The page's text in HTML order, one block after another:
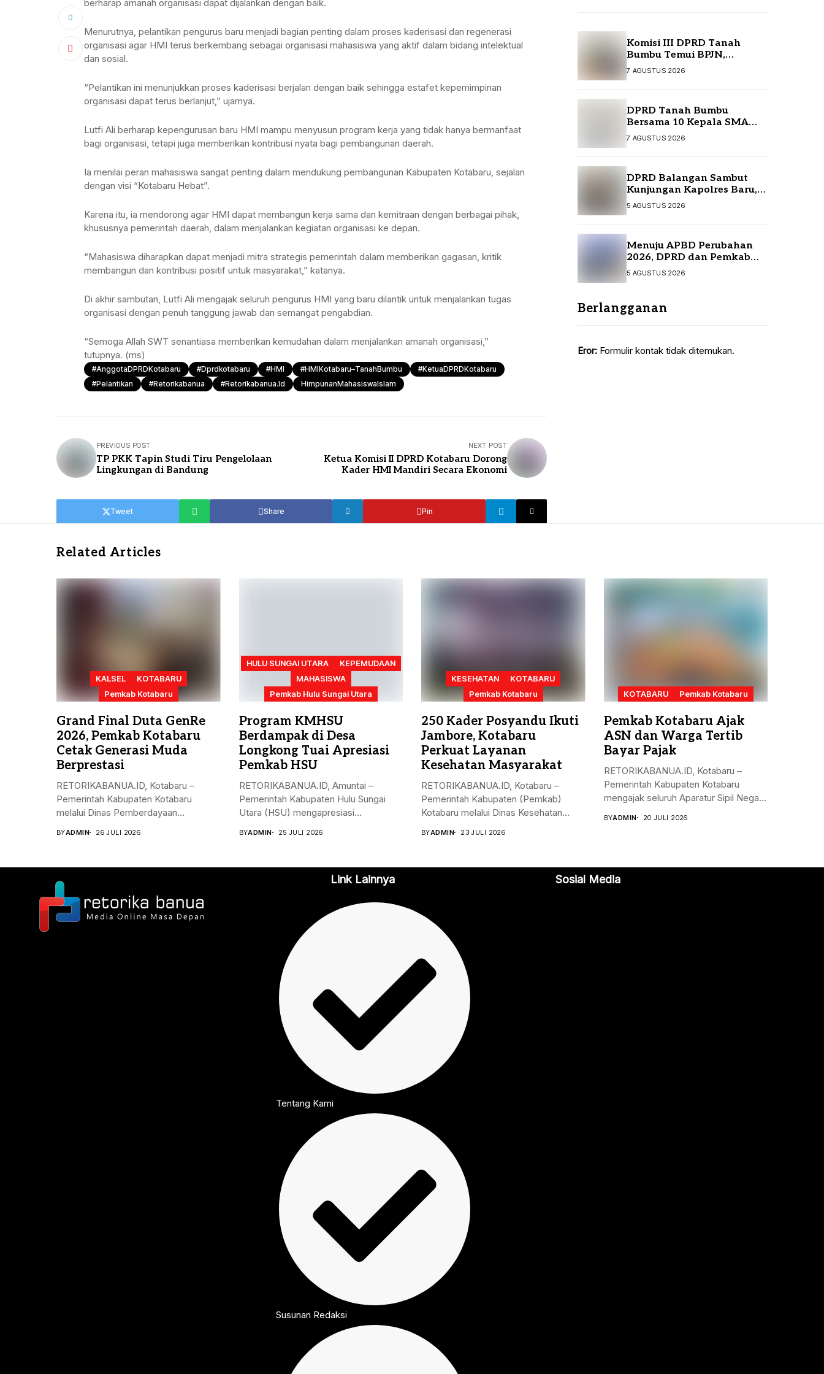
BALANGAN
TANAH LAUT
TANAH LAUT
berharap amanah organisasi dapat dijalankan dengan baik.
Menurutnya, pelantikan pengurus baru menjadi bagian penting dalam proses kaderisasi dan regenerasi
organisasi agar HMI terus berkembang sebagai organisasi mahasiswa yang aktif dalam bidang intelektual
dan sosial.
“Pelantikan ini menunjukkan proses kaderisasi berjalan dengan baik sehingga estafet kepemimpinan
organisasi dapat terus berlanjut,” ujarnya.
Lutfi Ali berharap kepengurusan baru HMI mampu menyusun program kerja yang tidak hanya bermanfaat
bagi organisasi, tetapi juga memberikan kontribusi nyata bagi pembangunan daerah.
Ia menilai peran mahasiswa sangat penting dalam mendukung pembangunan Kabupaten Kotabaru, sejalan
dengan visi “Kotabaru Hebat”.
Karena itu, ia mendorong agar HMI dapat membangun kerja sama dan kemitraan dengan berbagai pihak,
khususnya pemerintah daerah, dalam menjalankan kegiatan organisasi ke depan.
“Mahasiswa diharapkan dapat menjadi mitra strategis pemerintah dalam memberikan gagasan, kritik
membangun dan kontribusi positif untuk masyarakat,” katanya.
Di akhir sambutan, Lutfi Ali mengajak seluruh pengurus HMI yang baru dilantik untuk menjalankan tugas
organisasi dengan penuh tanggung jawab dan semangat pengabdian.
“Semoga Allah SWT senantiasa memberikan kemudahan dalam menjalankan amanah organisasi,”
tutupnya. (ms)
#AnggotaDPRDKotabaru #dprdkotabaru #HMI #HMIKotabaru–TanahBumbu
#KetuaDPRDKotabaru
#Pelantikan
#retorikabanua #retorikabanua.id HimpunanMahasiswaIslam
PREVIOUS POST
TP PKK Tapin Studi Tiru Pengelolaan
Lingkungan di Bandung
NEXT POST
Ketua Komisi II DPRD Kotabaru Dorong
Kader HMI Mandiri Secara Ekonomi
Share
Tweet Pin
Komisi III DPRD Tanah
Bumbu Temui BPJN,
Perjuangkan Sejumlah
7 AGUSTUS 2026
DPRD Tanah Bumbu
Bersama 10 Kepala SMA
Temui Disdikbud Kalsel,
7 AGUSTUS 2026
DPRD Balangan Sambut
Kunjungan Kapolres Baru,
Perkuat Sinergi
5 AGUSTUS 2026
Menuju APBD Perubahan
2026, DPRD dan Pemkab
Tanah Bumbu Resmi
5 AGUSTUS 2026
Berlangganan
Eror: Formulir kontak tidak ditemukan.
Related Articles
KALSEL
KOTABARU
Pemkab Kotabaru
Grand Final Duta GenRe
2026, Pemkab Kotabaru
Cetak Generasi Muda
Berprestasi
RETORIKABANUA.ID, Kotabaru –
Pemerintah Kabupaten Kotabaru
melalui Dinas Pemberdayaan
BYADMIN 26 JULI 2026
HULU SUNGAI UTARA
KEPEMUDAAN
MAHASISWA
Pemkab Hulu Sungai Utara
Program KMHSU
Berdampak di Desa
Longkong Tuai Apresiasi
Pemkab HSU
RETORIKABANUA.ID, Amuntai –
Pemerintah Kabupaten Hulu Sungai
Utara (HSU) mengapresiasi
BYADMIN 25 JULI 2026
KESEHATAN
KOTABARU
Pemkab Kotabaru
250 Kader Posyandu Ikuti
Jambore, Kotabaru
Perkuat Layanan
Kesehatan Masyarakat
RETORIKABANUA.ID, Kotabaru –
Pemerintah Kabupaten (Pemkab)
Kotabaru melalui Dinas Kesehatan
BYADMIN 23 JULI 2026
KOTABARU Pemkab Kotabaru
Pemkab Kotabaru Ajak
ASN dan Warga Tertib
Bayar Pajak
RETORIKABANUA.ID, Kotabaru –
Pemerintah Kabupaten Kotabaru
mengajak seluruh Aparatur Sipil Negara
BYADMIN 20 JULI 2026
Link Lainnya
Tentang Kami
Susunan Redaksi
Sosial Media